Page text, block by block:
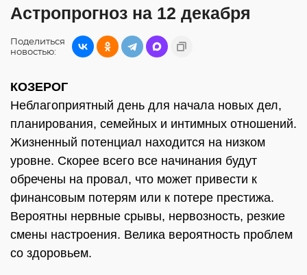
Астропрогноз на 12 декабря
Поделиться
новостью:
КОЗЕРОГ
Неблагоприятный день для начала новых дел,
планирования, семейных и интимных отношений.
Жизненный потенциал находится на низком
уровне. Скорее всего все начинания будут
обречены на провал, что может привести к
финансовым потерям или к потере престижа.
Вероятны нервные срывы, нервозность, резкие
смены настроения. Велика вероятность проблем
со здоровьем.